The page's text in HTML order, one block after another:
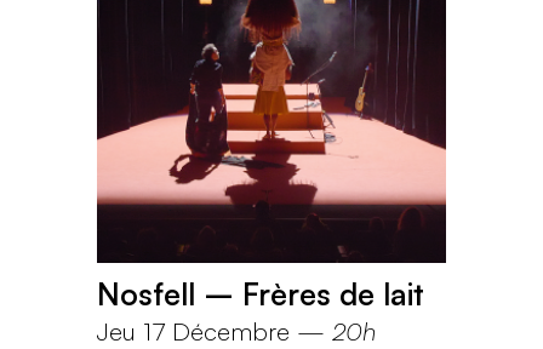
Nosfell – Frères de lait
Jeu 17 Décembre — 20h